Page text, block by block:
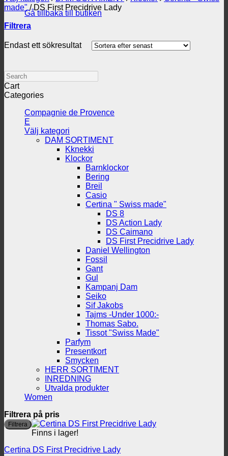
Gå tillbaka till butiken
made" /DS First Precidrive Lady
Filtrera
Endast ett sökresultat
Search
Cart
Categories
Compagnie de Provence
E
Välj kategori
DAM SORTIMENT
Kknekki
Klockor
Barnklockor
Bering
Breil
Casio
Certina " Swiss made"
DS 8
DS Action Lady
DS Caimano
DS First Precidrive Lady
Daniel Wellington
Fossil
Gant
Gul
Kampanj Dam
Seiko
Sif Jakobs
Tajms -Under 1000:-
Thomas Sabo.
Tissot "Swiss Made"
Parfym
Presentkort
Smycken
HERR SORTIMENT
INREDNING
Utvalda produkter
Women
Filtrera på pris
Filtrera
Finns i lager!
Certina DS First Precidrive Lady